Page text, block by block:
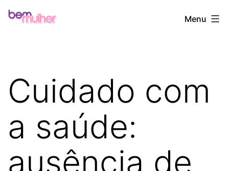
Pular
Bem
Menu
Cuidado com
a saúde:
ausência de